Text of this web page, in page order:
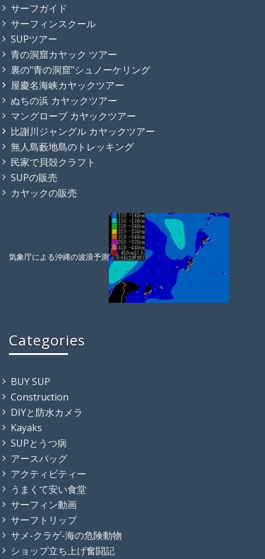
サーフガイド
サーフィンスクール
SUPツアー
青の洞窟カヤック ツアー
裏の"青の洞窟"シュノーケリング
屋慶名海峡カヤックツアー
ぬちの浜 カヤックツアー
マングローブ カヤックツアー
比謝川ジャングル カヤックツアー
無人島藪地島のトレッキング
民家で貝殻クラフト
SUPの販売
カヤックの販売
気象庁による沖縄の波浪予測
Categories
BUY SUP
Construction
DIYと防水カメラ
Kayaks
SUPとうつ病
アースバッグ
アクティビティー
うまくて安い食堂
サーフィン動画
サーフトリップ
サメ-クラゲ-海の危険動物
ショップ立ち上げ奮闘記